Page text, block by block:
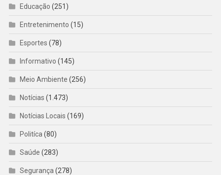
Educação (251)
Entretenimento (15)
Esportes (78)
Informativo (145)
Meio Ambiente (256)
Notícias (1.473)
Notícias Locais (169)
Politíca (80)
Saúde (283)
Segurança (278)